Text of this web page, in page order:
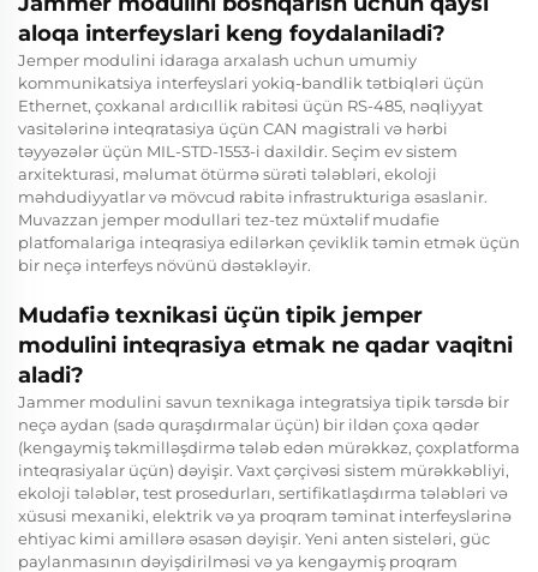
aloqa interfeyslari keng foydalaniladi?
Jemper modulini idaraga arxalash uchun umumiy
kommunikatsiya interfeyslari yokiq-bandlik tətbiqləri üçün
Ethernet, çoxkanal ardıcıllik rabitəsi üçün RS-485, nəqliyyat
vasitələrinə inteqratasiya üçün CAN magistrali və hərbi
təyyəzələr üçün MIL-STD-1553-i daxildir. Seçim ev sistem
arxitekturasi, məlumat ötürmə sürəti tələbləri, ekoloji
məhdudiyyatlar və mövcud rabitə infrastrukturiga əsaslanir.
Muvazzan jemper modullari tez-tez müxtəlif mudafie
platfomalariga inteqrasiya edilərkən çeviklik təmin etmək üçün
bir neçə interfeys növünü dəstəkləyir.
Mudafiə texnikasi üçün tipik jemper
modulini inteqrasiya etmak ne qadar vaqitni
aladi?
Jammer modulini savun texnikaga integratsiya tipik tərsdə bir
neçə aydan (sadə quraşdırmalar üçün) bir ildən çoxa qədər
(kengaymiş təkmilləşdirmə tələb edən mürəkkəz, çoxplatforma
inteqrasiyalar üçün) dəyişir. Vaxt çərçivəsi sistem mürəkkəbliyi,
ekoloji tələblər, test prosedurları, sertifikatlaşdırma tələbləri və
xüsusi mexaniki, elektrik və ya proqram təminat interfeyslərinə
ehtiyac kimi amillərə əsasən dəyişir. Yeni anten sisteləri, güc
paylanmasının dəyişdirilməsi və ya kengaymiş proqram